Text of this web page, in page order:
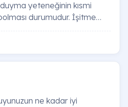
yeteneğinin kısmi
durumudur. İşitme
gibi, yaşlanma,
ne kadar iyi